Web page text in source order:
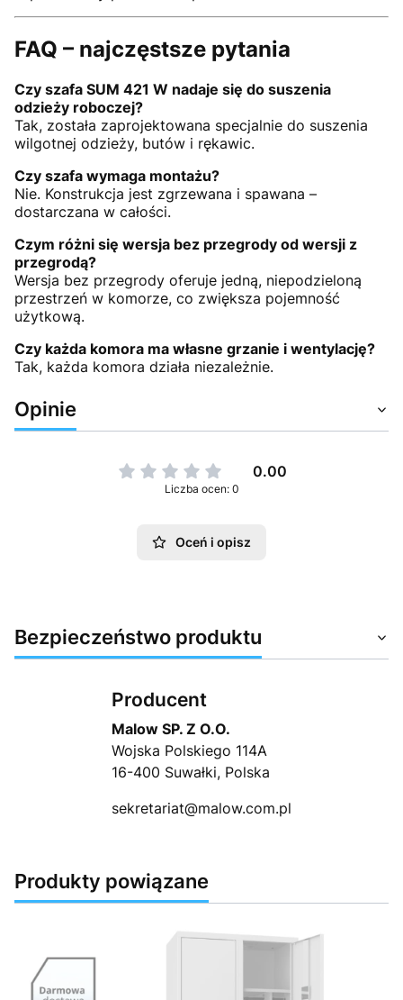
FAQ – najczęstsze pytania
Czy szafa SUM 421 W nadaje się do suszenia
odzieży roboczej?
Tak, została zaprojektowana specjalnie do suszenia
wilgotnej odzieży, butów i rękawic.
Czy szafa wymaga montażu?
Nie. Konstrukcja jest zgrzewana i spawana –
dostarczana w całości.
Czym różni się wersja bez przegrody od wersji z
przegrodą?
Wersja bez przegrody oferuje jedną, niepodzieloną
przestrzeń w komorze, co zwiększa pojemność
użytkową.
Czy każda komora ma własne grzanie i wentylację?
Tak, każda komora działa niezależnie.
Opinie
0.00
Liczba ocen: 0
Oceń i opisz
Bezpieczeństwo produktu
Producent
Malow SP. Z O.O.
Wojska Polskiego 114A
16-400 Suwałki, Polska
sekretariat@malow.com.pl
Produkty powiązane